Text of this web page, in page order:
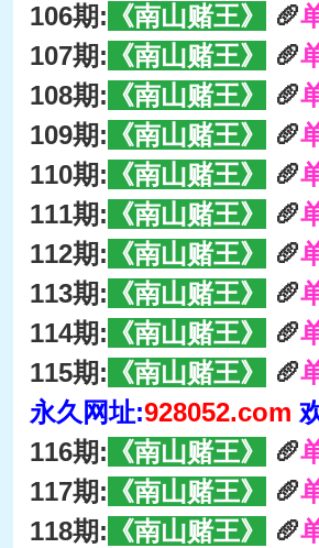
106期: 《南山赌王》 🥖
107期: 《南山赌王》 🥖
108期: 《南山赌王》 🥖
109期: 《南山赌王》 🥖
110期: 《南山赌王》 🥖
111期: 《南山赌王》 🥖
112期: 《南山赌王》 🥖
113期: 《南山赌王》 🥖
114期: 《南山赌王》 🥖
115期: 《南山赌王》 🥖
永久网址:928052.com
116期: 《南山赌王》 🥖
117期: 《南山赌王》 🥖
118期: 《南山赌王》 🥖